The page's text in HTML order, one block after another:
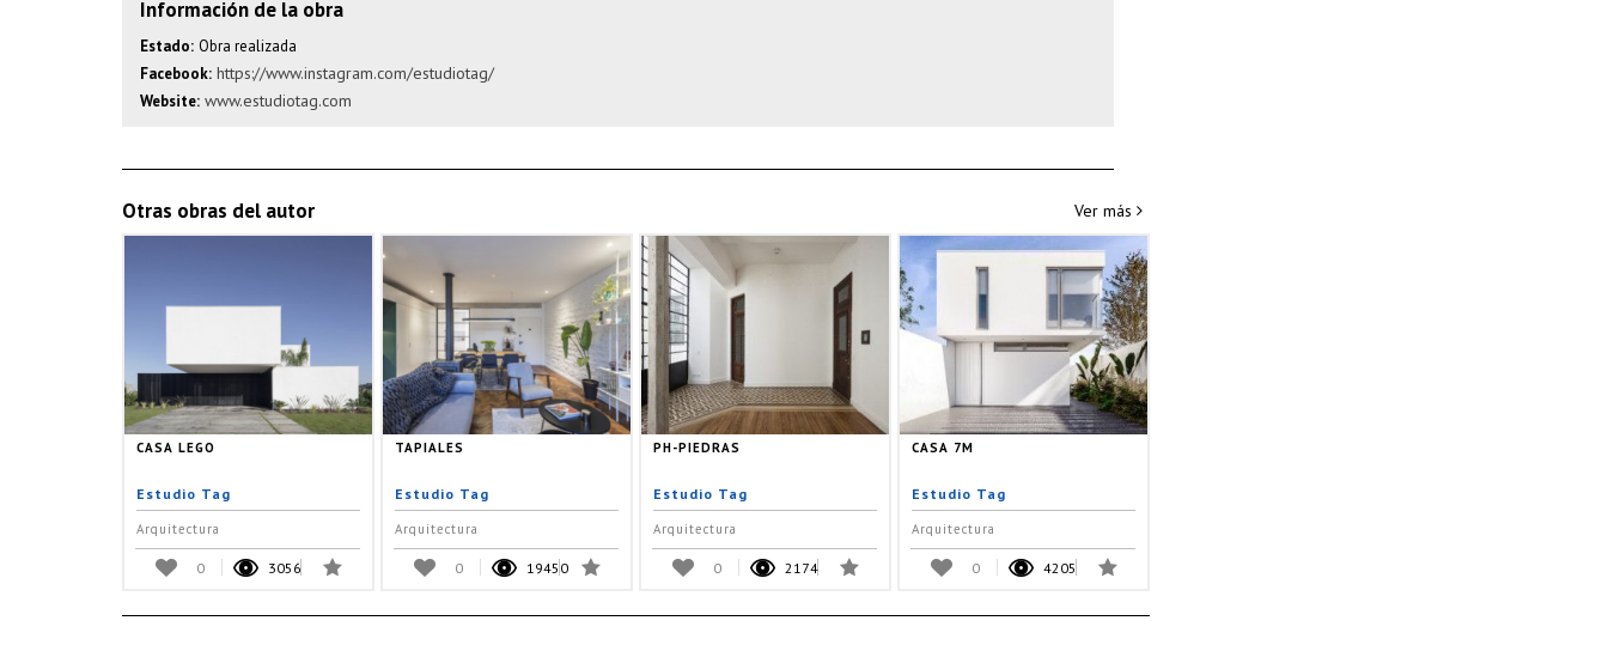
Información de la obra
Estado: Obra realizada
Facebook: https://www.instagram.com/estudiotag/
Website: www.estudiotag.com
Otras obras del autor Ver más
CASA LEGO
Estudio Tag
Arquitectura
0 3056
TAPIALES
Estudio Tag
Arquitectura
0 19450
PH-PIEDRAS
Estudio Tag
Arquitectura
0 2174
CASA 7M
Estudio Tag
Arquitectura
0 4205